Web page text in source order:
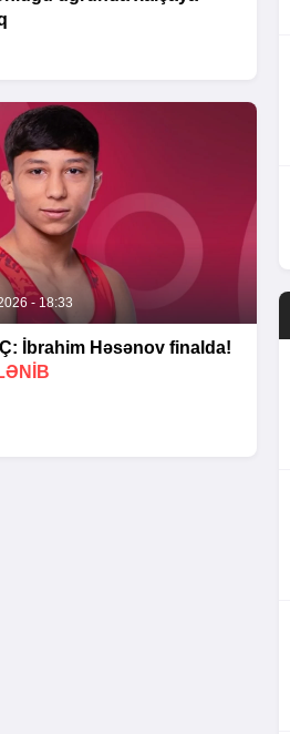
- 18:33
İbrahim Həsənov finalda!